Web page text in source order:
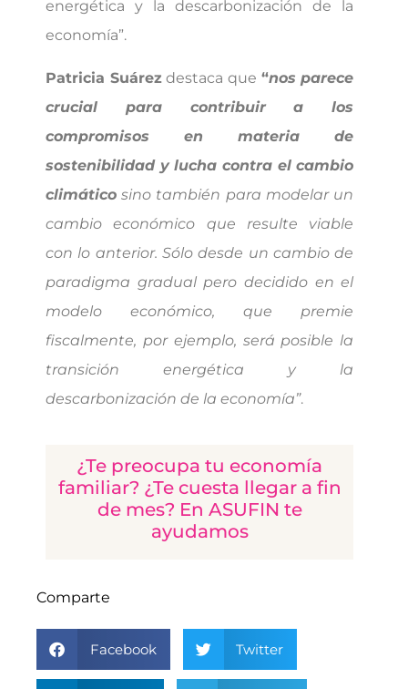
energética y la descarbonización de la
economía”.
Patricia Suárezdestaca que “nos parece
crucial para contribuir a los
compromisos en materia de
sostenibilidad y lucha contra el cambio
climático sino también para modelar un
cambio económico que resulte viable
con lo anterior. Sólo desde un cambio de
paradigma gradual pero decidido en el
modelo económico, que premie
fiscalmente, por ejemplo, será posible la
transición energética y la
descarbonización de la economía”.
¿Te preocupa tu economía
familiar? ¿Te cuesta llegar a fin
de mes? En ASUFIN te
ayudamos
Comparte
Facebook Twitter